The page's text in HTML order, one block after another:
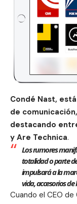
Condé Nast,
de
destacando
y Are Technica.
Los rumores
totalidad o parte
impulsará a la
vida, accesorios
Cuando el CEO